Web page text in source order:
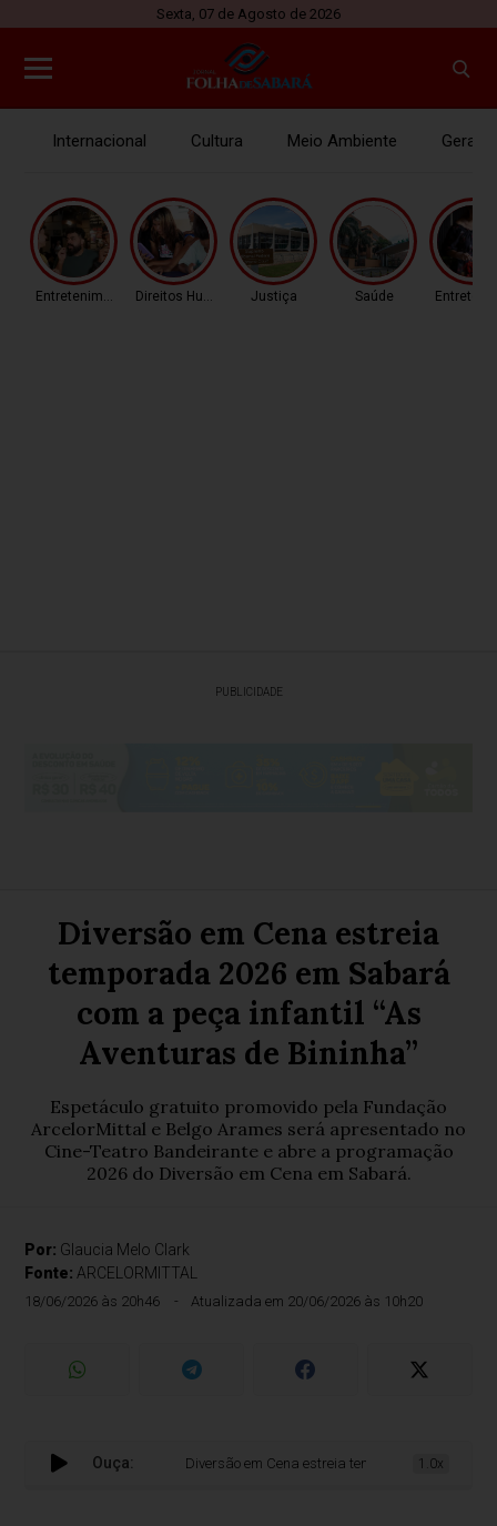
Sexta, 07 de Agosto de 2026
Internacional Cultura Meio Ambiente Gerais
Entretenimento Direitos Humanos Justiça Saúde
PUBLICIDADE
Diversão em Cena estreia
temporada 2026 em Sabará
com a peça infantil “As
Aventuras de Bininha”
Espetáculo gratuito promovido pela Fundação
ArcelorMittal e Belgo Arames será apresentado no
Cine-Teatro Bandeirante e abre a programação
2026 do Diversão em Cena em Sabará.
Por: Glaucia Melo Clark
Fonte: ARCELORMITTAL
18/06/2026 às 20h46 Atualizada em 20/06/2026 às 10h20
Ouça: Diversão em Cena estreia temporada 2026 em
1.0x